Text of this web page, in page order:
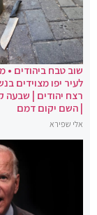
שוב טבח ביהודים •
לעיר יפו מצוידים
רצח יהודים | שבעה
| השם יקום דמם
אלי שפירא